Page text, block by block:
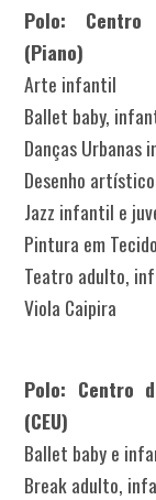
Polo: Centro
(Piano)
Arte infantil
Ballet baby,
Danças Urbanas
Desenho
Jazz infantil e
Pintura em
Teatro adulto,
Viola Caipira
Polo: Centro
(CEU)
Ballet baby e
Break adulto,